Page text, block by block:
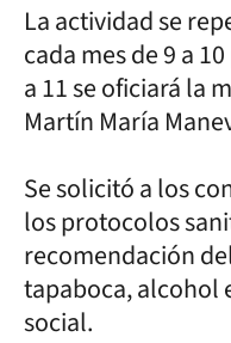
La actividad se
cada mes de 9 a
a 11 se oficiará la
Martín María
Se solicitó a los
los protocolos
recomendación
tapaboca, alcohol
social.